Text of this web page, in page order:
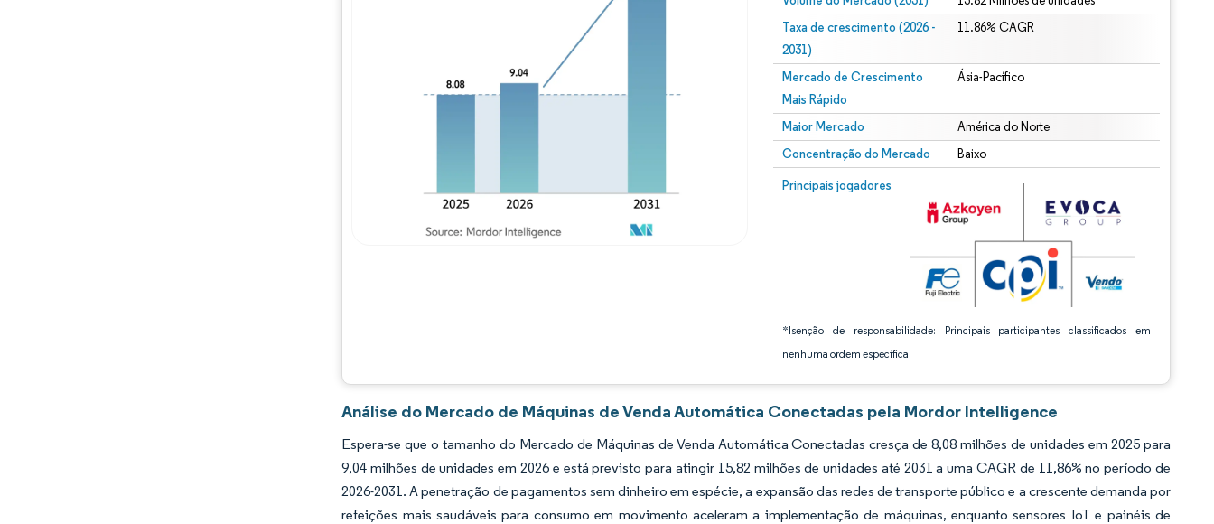
Taxa de crescimento (2026 -
2031)
11.86% CAGR
Mercado de Crescimento
Mais Rápido
Ásia-Pacífico
Maior Mercado América do Norte
Concentração do Mercado Baixo
Principais jogadores
*Isenção de responsabilidade: Principais participantes classificados em
nenhuma ordem específica
Imagem © Mordor Intelligence. O reuso requer atribuição conforme CC BY 4.0.
Imagem © Mordor Intelligence. O reuso requer atribuição conforme CC BY 4.0.
Análise do Mercado de Máquinas de Venda Automática Conectadas pela Mordor Intelligence
Espera-se que o tamanho do Mercado de Máquinas de Venda Automática Conectadas cresça de 8,08 milhões de unidades em 2025 para
9,04 milhões de unidades em 2026 e está previsto para atingir 15,82 milhões de unidades até 2031 a uma CAGR de 11,86% no período de
2026-2031. A penetração de pagamentos sem dinheiro em espécie, a expansão das redes de transporte público e a crescente demanda por
refeições mais saudáveis para consumo em movimento aceleram a implementação de máquinas, enquanto sensores IoT e painéis de